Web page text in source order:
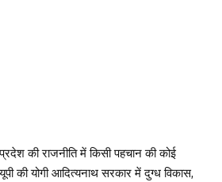
प्रदेश की राजनीति में किसी पहचान की कोई
की योगी आदित्यनाथ सरकार में दुग्ध विकास,